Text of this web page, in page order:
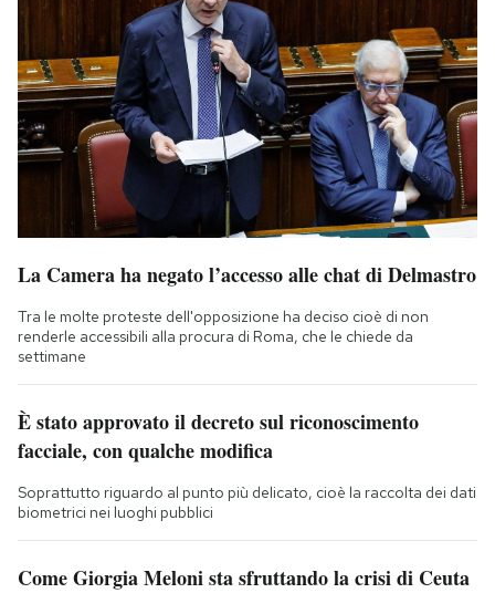
La Camera ha negato l’accesso alle chat di Delmastro
Tra le molte proteste dell'opposizione ha deciso cioè di non
renderle accessibili alla procura di Roma, che le chiede da
settimane
È stato approvato il decreto sul riconoscimento
facciale, con qualche modifica
Soprattutto riguardo al punto più delicato, cioè la raccolta dei dati
biometrici nei luoghi pubblici
Come Giorgia Meloni sta sfruttando la crisi di Ceuta